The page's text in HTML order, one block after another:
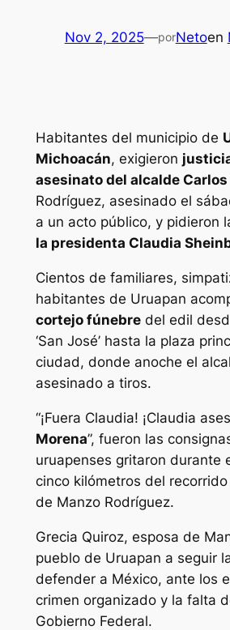
Nov 2, 2025—porNetoen
Habitantes del municipio de
Michoacán, exigieron
asesinato del alcalde
Rodríguez, asesinado el
a un acto público, y pidieron
la presidenta Claudia
Cientos de familiares,
habitantes de Uruapan
cortejo fúnebredel edil
‘San José’ hasta la plaza
ciudad, donde anoche el
asesinado a tiros.
“¡Fuera Claudia! ¡Claudia
Morena”, fueron las
uruapenses gritaron durante
cinco kilómetros del
de Manzo Rodríguez.
Grecia Quiroz, esposa de
pueblo de Uruapan a seguir
defender a México, ante los
crimen organizado y la falta
Gobierno Federal.